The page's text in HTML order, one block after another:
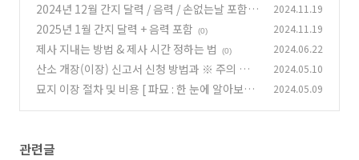
2024년 12월 간지 달력 / 음력 / 손없는날 포함
(0)
2024.11.19
2025년 1월 간지 달력 + 음력 포함 (0) 2024.11.19
제사 지내는 방법 & 제사 시간 정하는 법 (0) 2024.06.22
산소 개장(이장) 신고서 신청 방법과 ※ 주의 사
항 ※
(0)
2024.05.10
묘지 이장 절차 및 비용 [ 파묘 : 한 눈에 알아보기!
2024.05.09
관련글